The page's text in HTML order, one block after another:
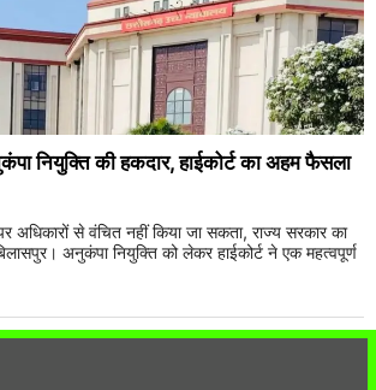
नियुक्ति की हकदार, हाईकोर्ट का अहम फैसला
अधिकारों से वंचित नहीं किया जा सकता, राज्य सरकार का
अनुकंपा नियुक्ति को लेकर हाईकोर्ट ने एक महत्वपूर्ण